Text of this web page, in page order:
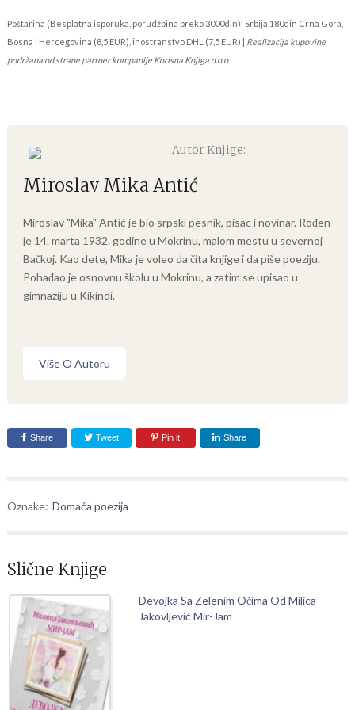
Poštarina (Besplatna isporuka, porudžbina preko 3000din): Srbija 180din Crna Gora,
Bosna i Hercegovina (8,5 EUR), inostranstvo DHL (7,5 EUR) | Realizacija kupovine
podržana od strane partner kompanije Korisna Knjiga d.o.o
Autor Knjige:
Miroslav Mika Antić
Miroslav "Mika" Antić je bio srpski pesnik, pisac i novinar. Rođen
je 14. marta 1932. godine u Mokrinu, malom mestu u severnoj
Bačkoj. Kao dete, Mika je voleo da čita knjige i da piše poeziju.
Pohađao je osnovnu školu u Mokrinu, a zatim se upisao u
gimnaziju u Kikindi.
Više O Autoru
Share Tweet Pin it Share
Oznake: Domaća poezija
Slične Knjige
Devojka Sa Zelenim Očima Od Milica
Jakovljević Mir-Jam